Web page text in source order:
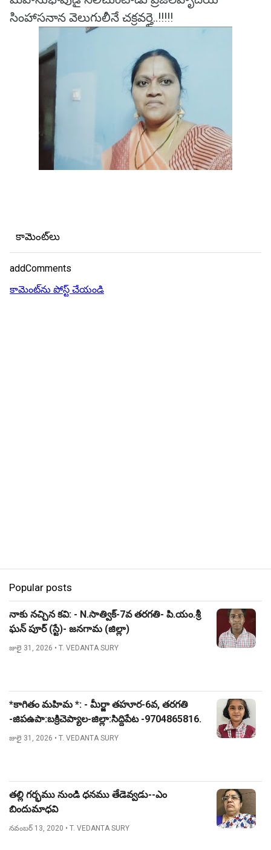
సింహాసనాన వెలుగులీనే చక్రవర్తై..!!!!!
కామెంట్‌లు
addComments
కామెంట్‌ను పోస్ట్ చేయండి
Popular posts
నాకు నచ్చిన కవి: - N.సాత్విక్-7వ తరగతి- పి.యం.శ్రీ
ఘన్ పూర్ (స్టే)- జనగామ (జిల్లా)
జులై 31, 2026 • T. VEDANTA SURY
*కాగితం మహిమ *: - మీర్జా తహూర-6వ, తరగతి
-జిపఉపా:బక్రిచెప్యాల-జిల్లా:సిద్దిపేట -9704865816.
జులై 31, 2026 • T. VEDANTA SURY
తల్లి గర్భము నుండి ధనము తేడెవ్వడు--ఎం
బిందుమాధవి
నవంబర్ 13, 2020 • T. VEDANTA SURY